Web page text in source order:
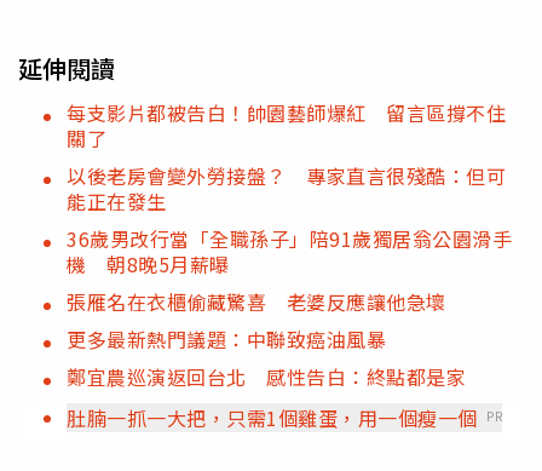
延伸閱讀
每支影片都被告白！帥園藝師爆紅 留言區撐不住
關了
以後老房會變外勞接盤？ 專家直言很殘酷：但可
能正在發生
36歲男改行當「全職孫子」陪91歲獨居翁公園滑手
機 朝8晚5月薪曝
張雁名在衣櫃偷藏驚喜 老婆反應讓他急壞
更多最新熱門議題：中聯致癌油風暴
鄭宜農巡演返回台北 感性告白：終點都是家
肚腩一抓一大把，只需1個雞蛋，用一個瘦一個 PR